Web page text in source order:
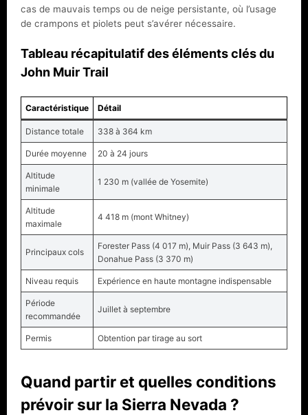
cas de mauvais temps ou de neige persistante, où l’usage
de crampons et piolets peut s’avérer nécessaire.
Tableau récapitulatif des éléments clés du
John Muir Trail
Caractéristique Détail
Distance totale 338 à 364 km
Durée moyenne 20 à 24 jours
Altitude
minimale
1 230 m (vallée de Yosemite)
Altitude
maximale
4 418 m (mont Whitney)
Principaux cols
Forester Pass (4 017 m), Muir Pass (3 643 m),
Donahue Pass (3 370 m)
Niveau requis Expérience en haute montagne indispensable
Période
recommandée
Juillet à septembre
Permis Obtention par tirage au sort
Quand partir et quelles conditions
prévoir sur la Sierra Nevada ?